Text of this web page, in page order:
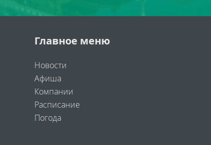
Главное меню
Новости
Афиша
Компании
Расписание
Погода